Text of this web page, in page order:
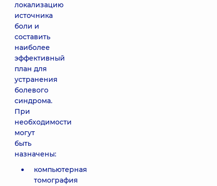
локализацию
источника
боли и
составить
наиболее
эффективный
план для
устранения
болевого
синдрома.
При
необходимости
могут
быть
назначены:
компьютерная
томография